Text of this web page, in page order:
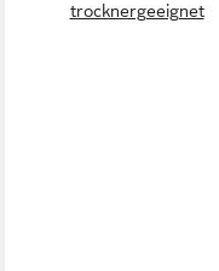
trocknergeeignet